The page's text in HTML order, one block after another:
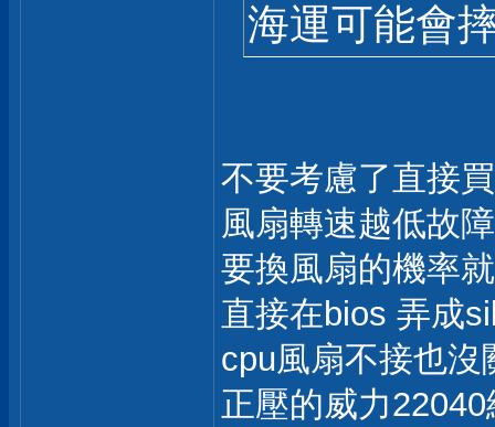
海運可能會
不要考慮了直接
風扇轉速越低故
要換風扇的機率
直接在bios 弄成
cpu風扇不接也
正壓的威力